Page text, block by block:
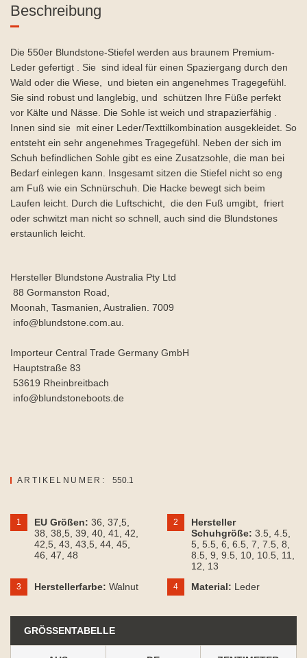
Beschreibung
Die 550er Blundstone-Stiefel werden aus braunem Premium-
Leder gefertigt . Sie sind ideal für einen Spaziergang durch den
Wald oder die Wiese, und bieten ein angenehmes Tragegefühl.
Sie sind robust und langlebig, und schützen Ihre Füße perfekt
vor Kälte und Nässe. Die Sohle ist weich und strapazierfähig .
Innen sind sie mit einer Leder/Texttilkombination ausgekleidet. So
entsteht ein sehr angenehmes Tragegefühl. Neben der sich im
Schuh befindlichen Sohle gibt es eine Zusatzsohle, die man bei
Bedarf einlegen kann. Insgesamt sitzen die Stiefel nicht so eng
am Fuß wie ein Schnürschuh. Die Hacke bewegt sich beim
Laufen leicht. Durch die Luftschicht, die den Fuß umgibt, friert
oder schwitzt man nicht so schnell, auch sind die Blundstones
erstaunlich leicht.
Hersteller Blundstone Australia Pty Ltd
88 Gormanston Road,
Moonah, Tasmanien, Australien. 7009
info@blundstone.com.au.
Importeur Central Trade Germany GmbH
Hauptstraße 83
53619 Rheinbreitbach
info@blundstoneboots.de
ARTIKELNUMER: 550.1
1 EU Größen: 36 , 37,5
38 , 38,5 , 39 , 40 , 41 , 42
42,5 , 43 , 43,5 , 44 , 45
46 , 47 , 48
2
Hersteller
Schuhgröße: 3.5 , 4.5
5 , 5.5 , 6 , 6.5 , 7 , 7.5 , 8
8.5 , 9 , 9.5 , 10 , 10.5 , 11
12 , 13
3 Herstellerfarbe: Walnut 4 Material: Leder
GRÖSSENTABELLE